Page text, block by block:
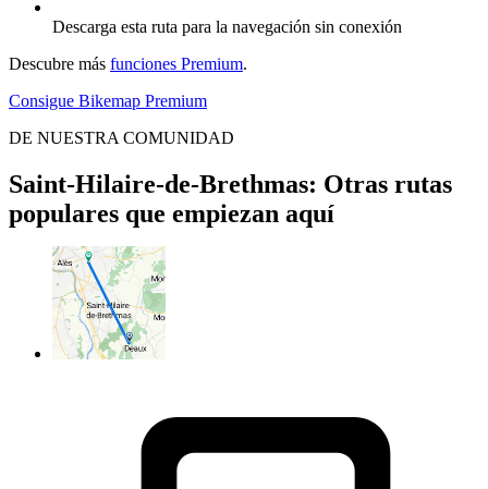
Descarga esta ruta para la navegación sin conexión
Descubre más funciones Premium.
Consigue Bikemap Premium
DE NUESTRA COMUNIDAD
Saint-Hilaire-de-Brethmas: Otras rutas
populares que empiezan aquí